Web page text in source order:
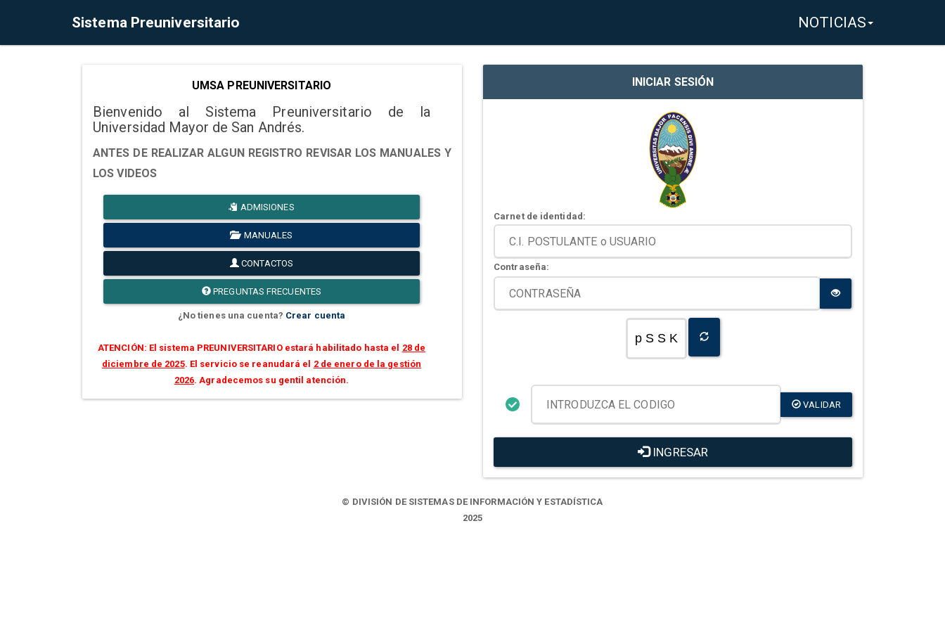
Sistema Preuniversitario NOTICIAS
UMSA PREUNIVERSITARIO
Bienvenido al Sistema Preuniversitario de la
Universidad Mayor de San Andrés.
ANTES DE REALIZAR ALGUN REGISTRO REVISAR LOS MANUALES Y
LOS VIDEOS
ADMISIONES
MANUALES
CONTACTOS
PREGUNTAS FRECUENTES
¿No tienes una cuenta? Crear cuenta
ATENCIÓN: El sistema PREUNIVERSITARIO estará habilitado hasta el 28 de
diciembre de 2025. El servicio se reanudará el 2 de enero de la gestión
2026. Agradecemos su gentil atención.
INICIAR SESIÓN
Carnet de identidad:
Contraseña:
p S S K
VALIDAR
INGRESAR
© DIVISIÓN DE SISTEMAS DE INFORMACIÓN Y ESTADÍSTICA
2025